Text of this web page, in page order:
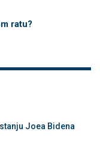
ratu?
Joea Bidena